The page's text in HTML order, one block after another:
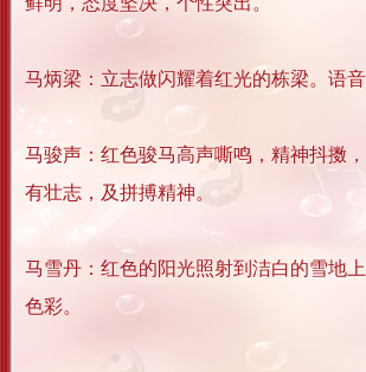
马炳梁：立志做闪耀着红光的栋梁。语音
马骏声：红色骏马高声嘶鸣，精神抖擞
有壮志，及拼搏精神。
马雪丹：红色的阳光照射到洁白的雪地
色彩。